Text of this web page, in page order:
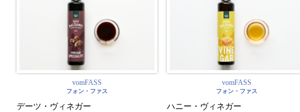
vomFASS
フォン・ファス
デーツ・ヴィネガー
vomFASS
フォン・ファス
ハニー・ヴィネガー